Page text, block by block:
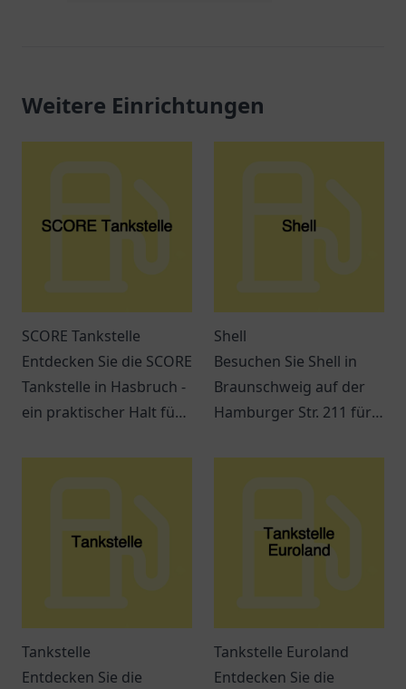
Weitere Einrichtungen
SCORE Tankstelle
Entdecken Sie die SCORE
Tankstelle in Hasbruch -
ein praktischer Halt für
freundlichen Service.
Shell
Besuchen Sie Shell in
Braunschweig auf der
Hamburger Str. 211 für
verschiedene
Tankstelle
Entdecken Sie die
Tankstelle Euroland
Entdecken Sie die